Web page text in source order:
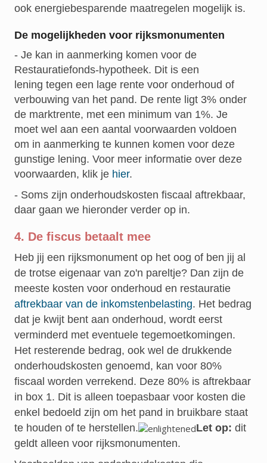
ook energiebesparende maatregelen mogelijk is.
De mogelijkheden voor rijksmonumenten
- Je kan in aanmerking komen voor de
Restauratiefonds-hypotheek. Dit is een
lening tegen een lage rente voor onderhoud of
verbouwing van het pand. De rente ligt 3% onder
de marktrente, met een minimum van 1%. Je
moet wel aan een aantal voorwaarden voldoen
om in aanmerking te kunnen komen voor deze
gunstige lening. Voor meer informatie over deze
voorwaarden, klik je hier.
- Soms zijn onderhoudskosten fiscaal aftrekbaar,
daar gaan we hieronder verder op in.
4. De fiscus betaalt mee
Heb jij een rijksmonument op het oog of ben jij al
de trotse eigenaar van zo'n pareltje? Dan zijn de
meeste kosten voor onderhoud en restauratie
aftrekbaar van de inkomstenbelasting. Het bedrag
dat je kwijt bent aan onderhoud, wordt eerst
verminderd met eventuele tegemoetkomingen.
Het resterende bedrag, ook wel de drukkende
onderhoudskosten genoemd, kan voor 80%
fiscaal worden verrekend. Deze 80% is aftrekbaar
in box 1. Dit is alleen toepasbaar voor kosten die
enkel bedoeld zijn om het pand in bruikbare staat
te houden of te herstellen.
Let op: dit
geldt alleen voor rijksmonumenten.